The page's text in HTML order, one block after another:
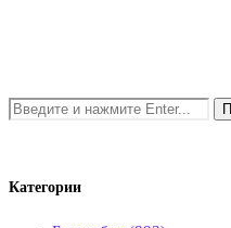
Категории